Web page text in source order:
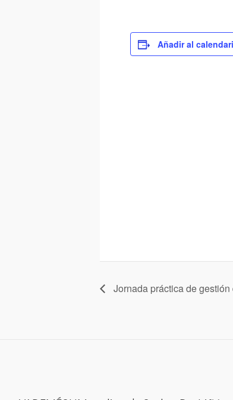
Añadir al
Jornada práctica de